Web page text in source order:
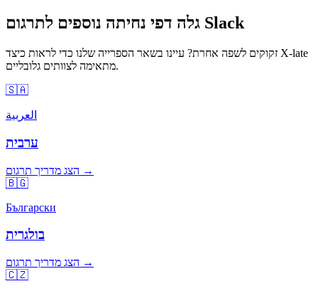
גלה דפי נחיתה נוספים לתרגום Slack
זקוקים לשפה אחרת? עיינו בשאר הספרייה שלנו כדי לראות כיצד X-late
מתאימה לצוותים גלובליים.
🇸🇦
العربية
ערבית
הצג מדריך תרגום →
🇧🇬
Български
בולגרית
הצג מדריך תרגום →
🇨🇿